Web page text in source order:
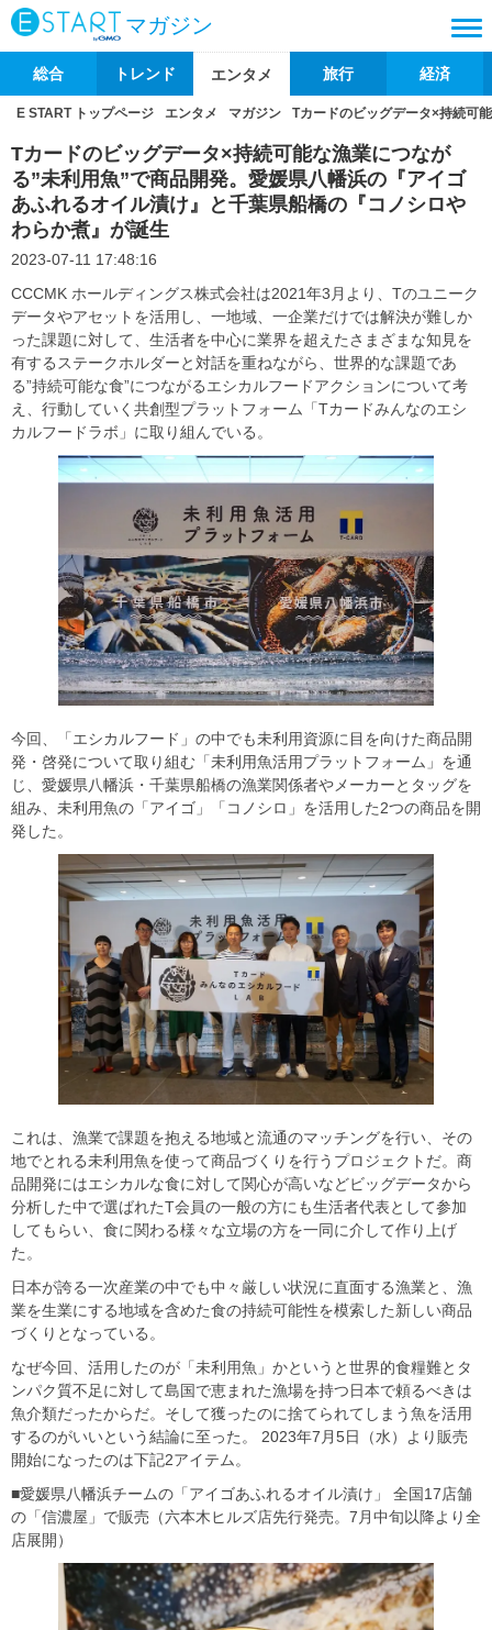
マガジン
総合 トレンド エンタメ 旅行 経済
E START トップページ エンタメ マガジン Tカードのビッグデータ×持続可
Tカードのビッグデータ×持続可能な漁業につなが
る”未利用魚”で商品開発。愛媛県八幡浜の『アイゴ
あふれるオイル漬け』と千葉県船橋の『コノシロや
わらか煮』が誕生
2023-07-11 17:48:16
CCCMK ホールディングス株式会社は2021年3月より、Tのユニーク
データやアセットを活用し、一地域、一企業だけでは解決が難しか
った課題に対して、生活者を中心に業界を超えたさまざまな知見を
有するステークホルダーと対話を重ねながら、世界的な課題であ
る”持続可能な食”につながるエシカルフードアクションについて考
え、行動していく共創型プラットフォーム「Tカードみんなのエシ
カルフードラボ」に取り組んでいる。
今回、「エシカルフード」の中でも未利用資源に目を向けた商品開
発・啓発について取り組む「未利用魚活用プラットフォーム」を通
じ、愛媛県八幡浜・千葉県船橋の漁業関係者やメーカーとタッグを
組み、未利用魚の「アイゴ」「コノシロ」を活用した2つの商品を開
発した。
これは、漁業で課題を抱える地域と流通のマッチングを行い、その
地でとれる未利用魚を使って商品づくりを行うプロジェクトだ。商
品開発にはエシカルな食に対して関心が高いなどビッグデータから
分析した中で選ばれたT会員の一般の方にも生活者代表として参加
してもらい、食に関わる様々な立場の方を一同に介して作り上げ
た。
日本が誇る一次産業の中でも中々厳しい状況に直面する漁業と、漁
業を生業にする地域を含めた食の持続可能性を模索した新しい商品
づくりとなっている。
なぜ今回、活用したのが「未利用魚」かというと世界的食糧難とタ
ンパク質不足に対して島国で恵まれた漁場を持つ日本で頼るべきは
魚介類だったからだ。そして獲ったのに捨てられてしまう魚を活用
するのがいいという結論に至った。 2023年7月5日（水）より販売
開始になったのは下記2アイテム。
■愛媛県八幡浜チームの「アイゴあふれるオイル漬け」 全国17店舗
の「信濃屋」で販売（六本木ヒルズ店先行発売。7月中旬以降より全
店展開）